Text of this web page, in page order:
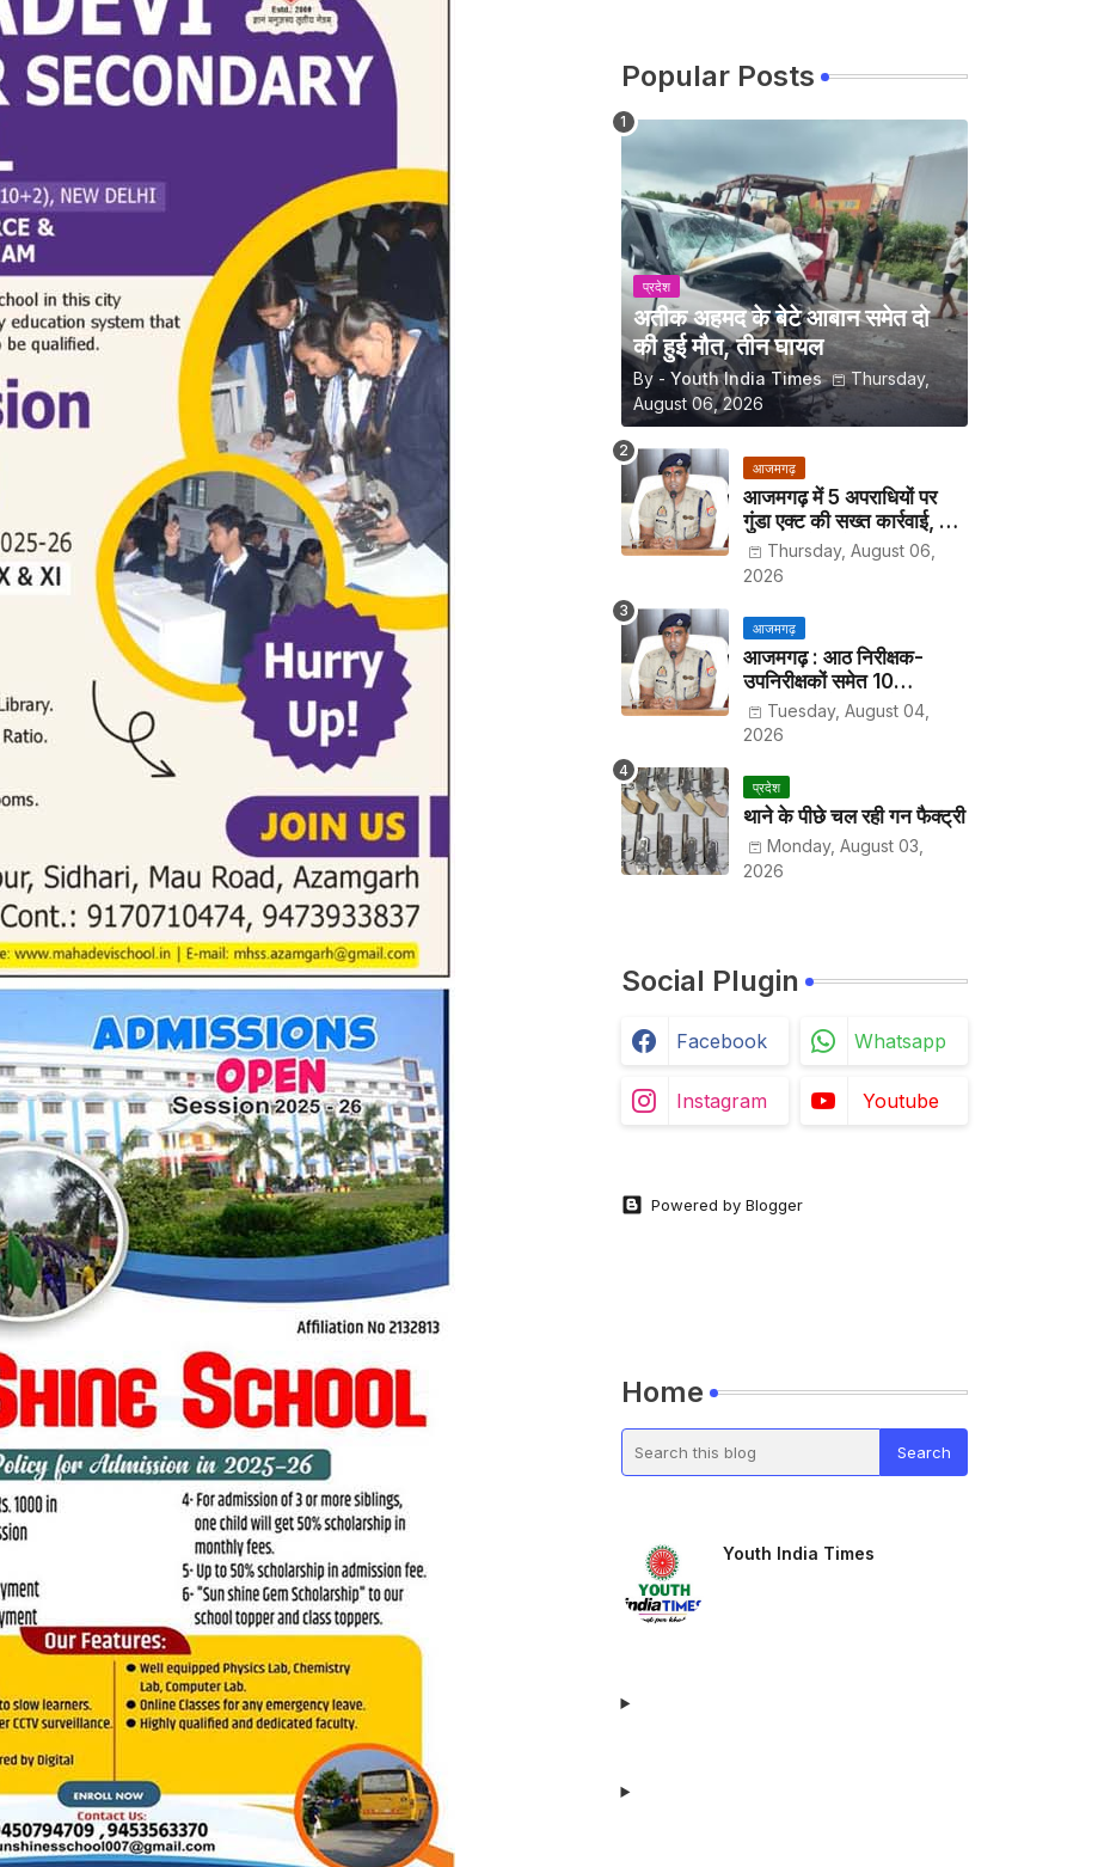
Popular Posts
प्रदेश
अतीक अहमद के बेटे आबान समेत दो
की हुई मौत, तीन घायल
By - Youth India Times
Thursday,
August 06, 2026
आजमगढ़
आजमगढ़ में 5 अपराधियों पर
गुंडा एक्ट की सख्त कार्रवाई, अब
हर पखवाड़े थाने में लगानी होगी
हाजिरी
Thursday, August 06,
2026
आजमगढ़
आजमगढ़ : आठ निरीक्षक-
उपनिरीक्षकों समेत 10
अधिकारियों के तबादले
Tuesday, August 04,
2026
प्रदेश
थाने के पीछे चल रही गन फैक्ट्री
Monday, August 03,
2026
Social Plugin
Facebook Whatsapp
Instagram Youtube
Powered by Blogger
Home
Youth India Times